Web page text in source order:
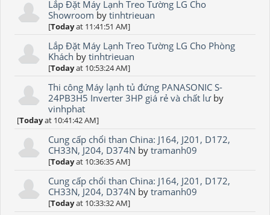
Lắp Đặt Máy Lạnh Treo Tường LG Cho
Showroom bytinhtrieuan
[Todayat 11:41:51 AM]
Lắp Đặt Máy Lạnh Treo Tường LG Cho Phòng
Khách bytinhtrieuan
[Todayat 10:53:24 AM]
Thi công Máy lạnh tủ đứng PANASONIC S-
24PB3H5 Inverter 3HP giá rẻ và chất lưby
vinhphat
[Todayat 10:41:42 AM]
Cung cấp chổi than China: J164, J201, D172,
CH33N, J204, D374N bytramanh09
[Todayat 10:36:35 AM]
Cung cấp chổi than China: J164, J201, D172,
CH33N, J204, D374N bytramanh09
[Todayat 10:33:32 AM]